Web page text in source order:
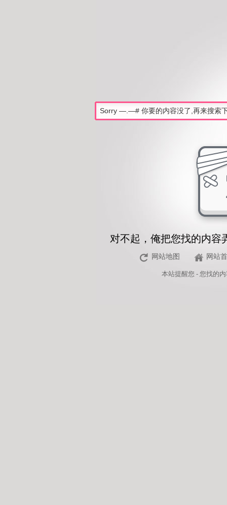
对不起，俺把您找的内容
网站地图 网站
本站提醒您 - 您找的